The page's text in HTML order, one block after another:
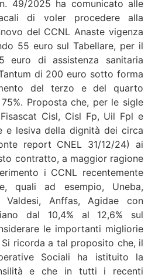
49/2025 ha comunicato alle
di voler procedere alla
del CCNL Anaste vigenza
55 euro sul Tabellare, per il
di assistenza sanitaria
di 200 euro sotto forma
del terzo e del quarto
Proposta che, per le sigle
Cisl, Cisl Fp, Uil Fpl e
e lesiva della dignità dei circa
report CNEL 31/12/24) ai
contratto, a maggior ragione
i CCNL recentemente
quali ad esempio, Uneba,
Valdesi, Anffas, Agidae con
dal 10,4% al 12,6% sul
le importanti migliorie
ricorda a tal proposito che, il
Sociali ha istituito la
e che in tutti i recenti